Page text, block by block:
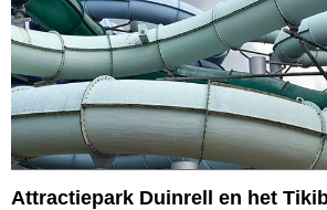
Attractiepark Duinrell en het